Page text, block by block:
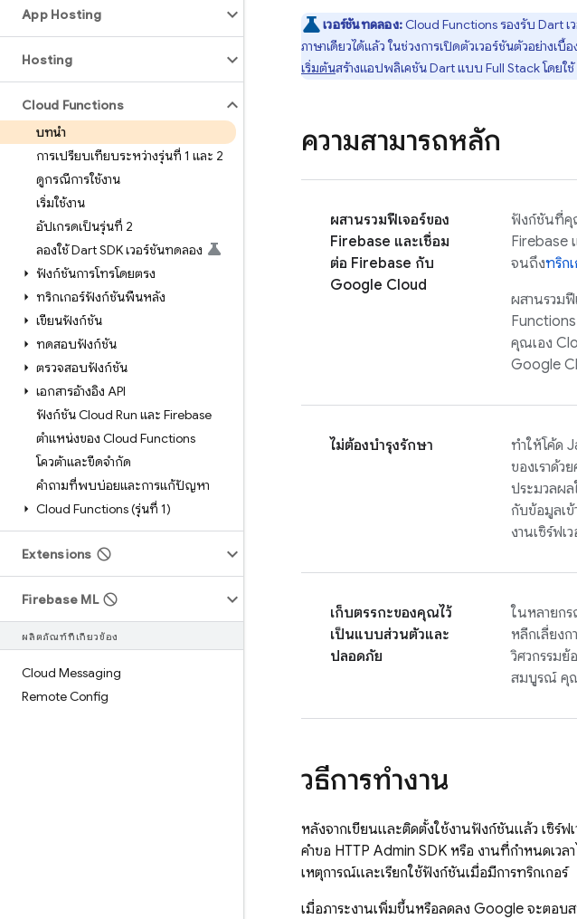
App Hosting
Hosting
Cloud Functions
บทนำ
การเปรียบเทียบระหว่างรุ่นที่ 1 และ 2
ดูกรณีการใช้งาน
เริ่มใช้งาน
อัปเกรดเป็นรุ่นที่ 2
ลองใช้ Dart SDK เวอร์ชันทดลอง
ฟังก์ชันการโทรโดยตรง
ทริกเกอร์ฟังก์ชันพื้นหลัง
เขียนฟังก์ชัน
ทดสอบฟังก์ชัน
ตรวจสอบฟังก์ชัน
เอกสารอ้างอิง API
ฟังก์ชัน Cloud Run และ Firebase
ตำแหน่งของ Cloud Functions
โควต้าและขีดจำกัด
คำถามที่พบบ่อยและการแก้ปัญหา
Cloud Functions (รุ่นที่ 1)
Extensions
Firebase ML
ผลิตภัณฑ์ที่เกี่ยวข้อง
Cloud Messaging
Remote Config
เวอร์ชันทดลอง: Cloud Functionsรองรับ Dart
ภาษาเดียวได้แล้ว ในช่วงการเปิดตัวเวอร์ชันตัวอย่าง
เริ่มต้นสร้างแอปพลิเคชัน Dart แบบ Full Stack โดยใช้
ความสามารถหลัก
ผสานรวมฟีเจอร์ของ
Firebase และเชื่อม
ต่อ Firebase กับ
Google Cloud
ฟังก์ชันที่คุ
Firebase
จนถึงทริก
ผสานรวมฟี
คุณเอง
Google
ไม่ต้องบำรุงรักษา
ทำให้โค้ด
ของเราด้ว
ประมวลผ
กับข้อมูลเข้
งานเซิร์ฟเว
เก็บตรรกะของคุณไว้
เป็นแบบส่วนตัวและ
ปลอดภัย
ในหลายก
หลีกเลี่ยงก
วิศวกรรม
สมบูรณ์ คุณ
วิธีการทำงาน
หลังจากเขียนและติดตั้งใช้งานฟังก์ชันแล้ว เซิร์
คำขอ HTTP Admin SDK หรือ งานที่กำหนดเวล
เหตุการณ์และเรียกใช้ฟังก์ชันเมื่อมีการทริกเกอร์
เมื่อภาระงานเพิ่มขึ้นหรือลดลง Google จะตอบ